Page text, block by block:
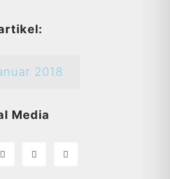
2018
Media